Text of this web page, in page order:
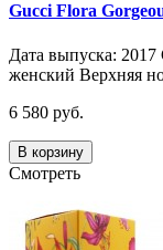
Gucci Flora
Дата выпуска:
женский Верхняя
6 580 руб.
В корзину
Смотреть